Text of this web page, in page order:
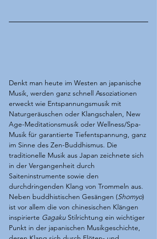
Denkt man heute im Westen an japanische
Musik, werden ganz schnell Assoziationen
erweckt wie Entspannungsmusik mit
Naturgeräuschen oder Klangschalen, New
Age-Meditationsmusik oder Wellness/Spa-
Musik für garantierte Tiefentspannung, ganz
im Sinne des Zen-Buddhismus. Die
traditionelle Musik aus Japan zeichnete sich
in der Vergangenheit durch
Saiteninstrumente sowie den
durchdringenden Klang von Trommeln aus.
Neben buddhistischen Gesängen (Shomyo)
ist vor allem die von chinesischen Klängen
inspirierte Gagaku Stilrichtung ein wichtiger
Punkt in der japanischen Musikgeschichte,